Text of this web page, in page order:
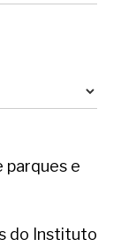
e
do Instituto